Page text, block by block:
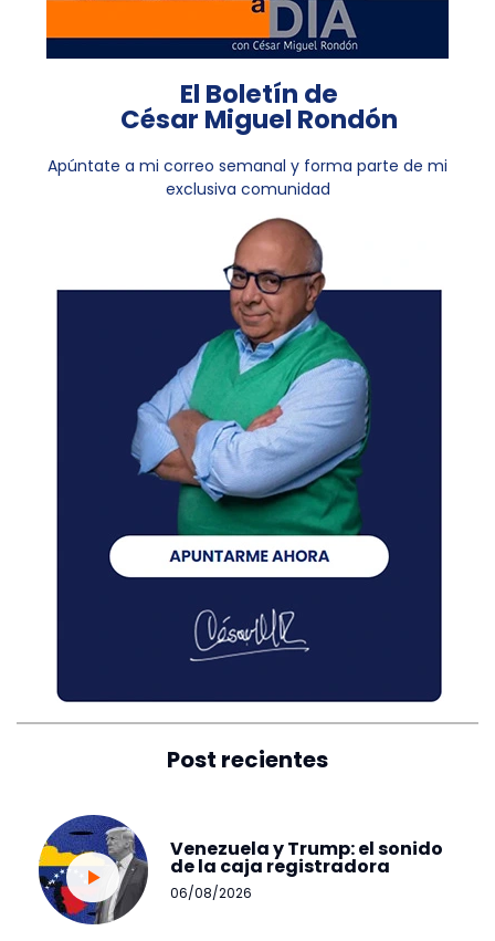
El Boletín de
César Miguel Rondón
Apúntate a mi correo semanal y forma parte de mi
exclusiva comunidad
Post recientes
Venezuela y Trump: el sonido
de la caja registradora
06/08/2026